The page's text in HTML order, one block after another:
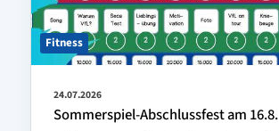
Fitness
24.07.2026
Sommerspiel-Abschlussfest am 16.8.